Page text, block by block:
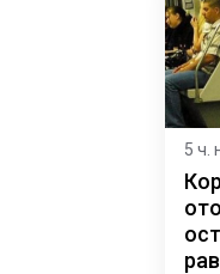
5 ч.